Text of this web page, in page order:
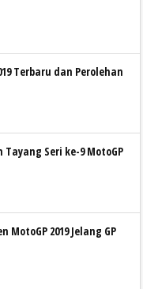
Terbaru dan Perolehan
Tayang Seri ke-9 MotoGP
MotoGP 2019 Jelang GP